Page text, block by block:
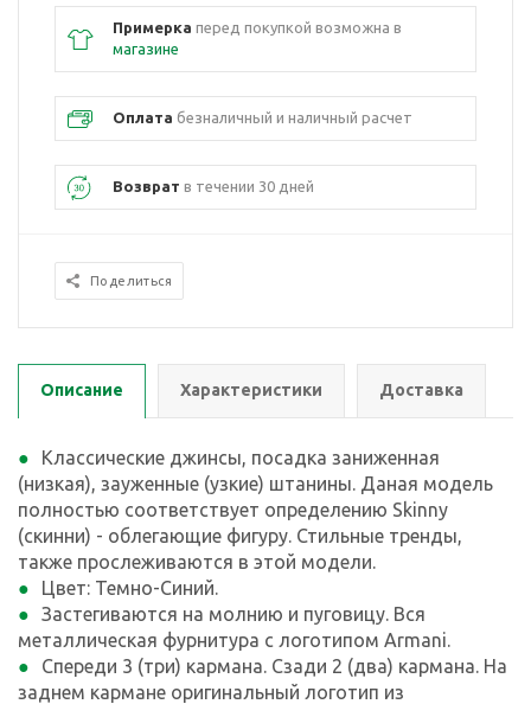
Примерка перед покупкой возможна в
магазине
Оплата безналичный и наличный расчет
Возврат в течении 30 дней
Поделиться
Описание Характеристики Доставка
Классические джинсы, посадка заниженная
(низкая), зауженные (узкие) штанины. Даная модель
полностью соответствует определению Skinny
(скинни) - облегающие фигуру. Стильные тренды,
также прослеживаются в этой модели.
Цвет: Темно-Синий.
Застегиваются на молнию и пуговицу. Вся
металлическая фурнитура с логотипом Armani.
Спереди 3 (три) кармана. Сзади 2 (два) кармана. На
заднем кармане оригинальный логотип из